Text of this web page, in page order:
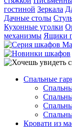
гостиной Зеркала
Дачные столы
Кухонные уголки
механизмы Ящики
Спальные
Кровати из